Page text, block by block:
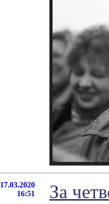
17.03.2020
16:51
За